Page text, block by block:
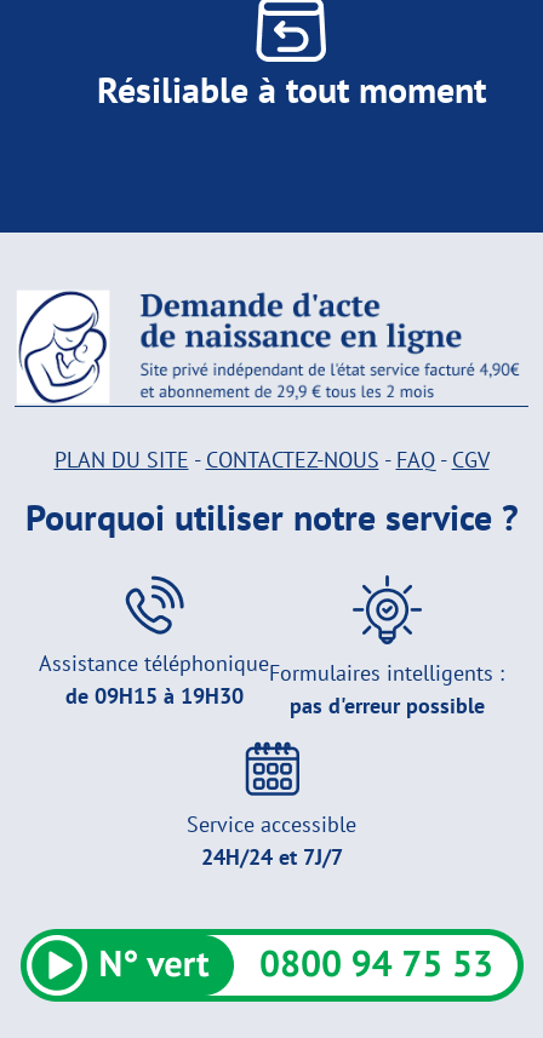
Résiliable à tout moment
PLAN DU SITE - CONTACTEZ-NOUS - FAQ- CGV
Pourquoi utiliser notre service ?
Assistance téléphonique
de 09H15 à 19H30
Formulaires intelligents :
pas d'erreur possible
Service accessible
24H/24 et 7J/7